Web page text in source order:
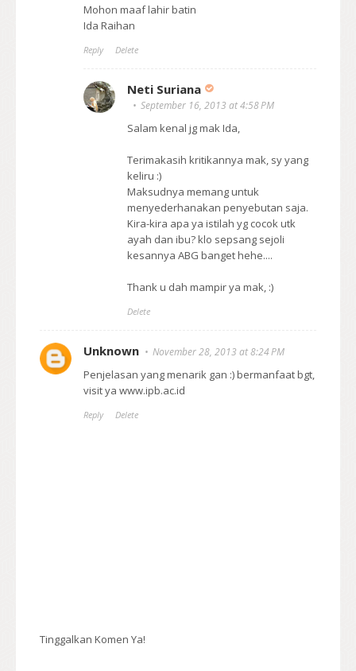
Mohon maaf lahir batin
Ida Raihan
Reply Delete
Neti Suriana
September 16, 2013 at 4:58 PM
Salam kenal jg mak Ida,
Terimakasih kritikannya mak, sy yang
keliru :)
Maksudnya memang untuk
menyederhanakan penyebutan saja.
Kira-kira apa ya istilah yg cocok utk
ayah dan ibu? klo sepsang sejoli
kesannya ABG banget hehe....
Thank u dah mampir ya mak, :)
Delete
Unknown November 28, 2013 at 8:24 PM
Penjelasan yang menarik gan :) bermanfaat bgt,
visit ya www.ipb.ac.id
Reply Delete
Tinggalkan Komen Ya!